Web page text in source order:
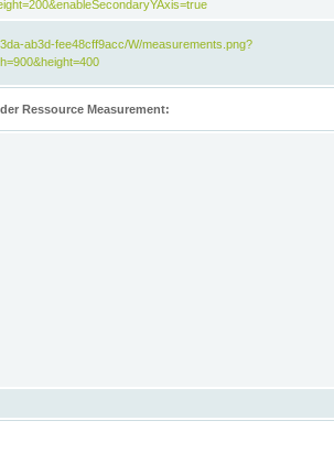
ab3d-fee48cff9acc/W/measurements.png?
Ressource Measurement: